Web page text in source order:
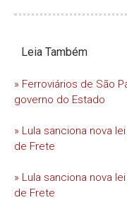
Leia Também
» Ferroviários de São
governo do Estado
» Lula sanciona nova
de Frete
» Lula sanciona nova
de Frete